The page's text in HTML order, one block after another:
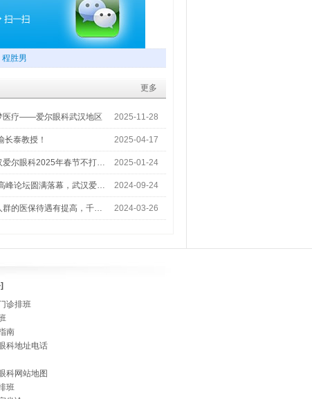
程胜男
更多
医疗——爱尔眼科武汉地区 2025-11-28
长泰教授！ 2025-04-17
爱尔眼科2025年春节不打… 2025-01-24
峰论坛圆满落幕，武汉爱… 2024-09-24
群的医保待遇有提高，千… 2024-03-26
诊排班
南
科地址电话
科网站地图
班